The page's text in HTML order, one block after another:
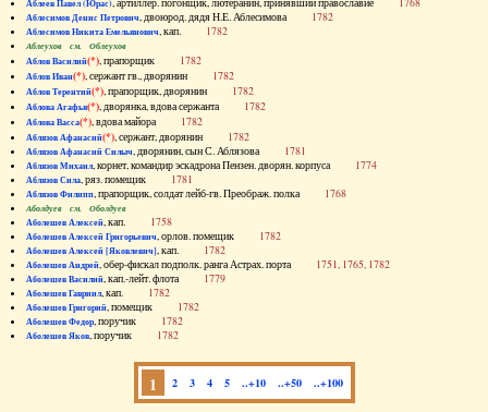
Аблеев Павел (Юрас), артиллер. погонщик, лютеранин, принявший православие 1768
Аблесимов Денис Петрович, двоюрод. дядя Н.Е. Аблесимова 1782
Аблесимов Никита Емельянович, кап. 1782
Аблеухов см. Облеухов
Аблов Василий(*), прапорщик 1782
Аблов Иван(*), сержант гв., дворянин 1782
Аблов Терентий(*), прапорщик, дворянин 1782
Аблова Агафья(*), дворянка, вдова сержанта 1782
Аблова Васса(*), вдова майора 1782
Аблязов Афанасий(*), сержант, дворянин 1782
Аблязов Афанасий Силыч, дворянин, сын С. Аблязова 1781
Аблязов Михаил, корнет, командир эскадрона Пензен. дворян. корпуса 1774
Аблязов Сила, ряз. помещик 1781
Аблязов Филипп, прапорщик, солдат лейб-гв. Преображ. полка 1768
Аболдуев см. Оболдуев
Аболешев Алексей, кап. 1758
Аболешев Алексей Григорьевич, орлов. помещик 1782
Аболешев Алексей [Яковлевич], кап. 1782
Аболешев Андрей, обер-фискал подполк. ранга Астрах. порта 1751, 1765, 1782
Аболешев Василий, кап.-лейт. флота 1779
Аболешев Гавриил, кап. 1782
Аболешев Григорий, помещик 1782
Аболешев Федор, поручик 1782
Аболешев Яков, поручик 1782
1 2 3 4 5 ..+10 ..+50 ..+100